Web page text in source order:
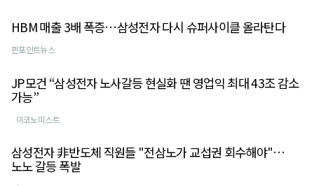
HBM 매출 3배 폭증…삼성전자 다시 슈퍼사이클 올라탄다
핀포인트뉴스
JP모건 “삼성전자 노사갈등 현실화 땐 영업익 최대 43조 감소
가능”
이코노미스트
삼성전자 非반도체 직원들 "전삼노가 교섭권 회수해야"…
노노 갈등 폭발